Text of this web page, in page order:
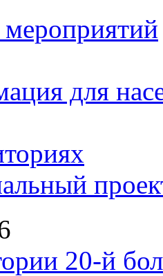
для
20-й